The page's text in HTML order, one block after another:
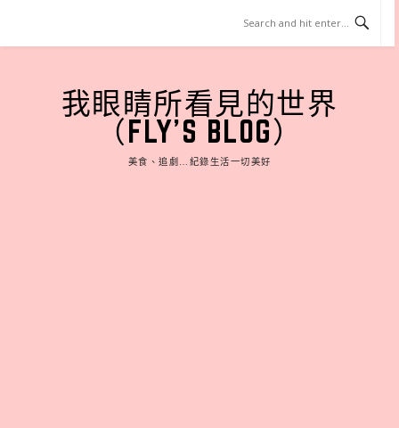
content
我眼睛所看見的世界
（FLY'S BLOG）
美食、追劇…紀錄生活一切美好